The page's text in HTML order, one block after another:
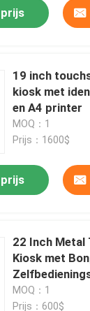
19 inch
kiosk met
en A4 printer
MOQ：1
Prijs：1600$
22 Inch Metal
Kiosk met
MOQ：1
Prijs：600$